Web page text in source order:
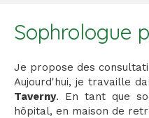
Sophrologue
Je propose des
Aujourd'hui, je travaille
Taverny. En tant que
hôpital, en maison de